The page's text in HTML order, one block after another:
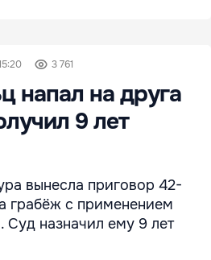
3 761
напал на друга
9 лет
вынесла приговор 42-
грабёж с применением
Суд назначил ему 9 лет